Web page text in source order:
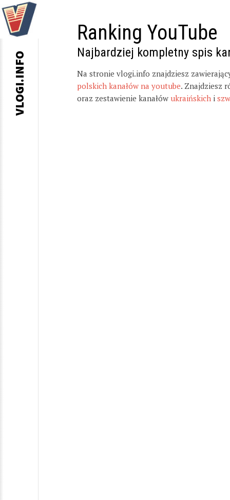
Ranking YouTube
Najbardziej kompletny spis
Na stronie vlogi.info znajdziesz
polskich kanałów na youtube. Znajdziesz
oraz zestawienie kanałów ukraińskich i
VLOGI.INFO